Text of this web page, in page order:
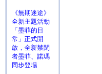
《無期迷途》
全新主題活動
「墨菲的日
常」正式開
啟，全新禁閉
者墨菲、諾瑪
同步登場